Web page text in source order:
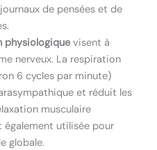
de pensées et de
physiologiquevisent à
nerveux. La respiration
6 cycles par minute)
et réduit les
musculaire
également utilisée pour
globale.